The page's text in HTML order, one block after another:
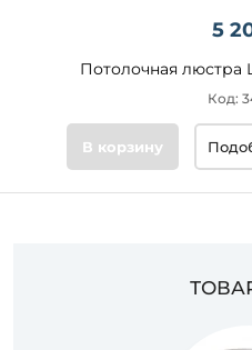
5
Потолочная люстра
Код:
В корзину